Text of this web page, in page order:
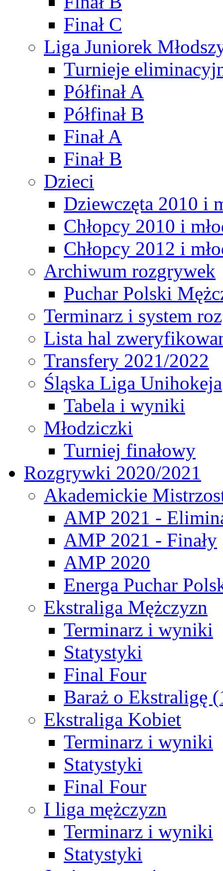
Finał C
Liga Juniorek
Turnieje
Półfinał A
Półfinał B
Finał A
Finał B
Dzieci
Dziewczęta 2010 i
Chłopcy 2010 i
Chłopcy 2012 i
Archiwum rozgrywek
Puchar Polski
Terminarz i system
Lista hal
Transfery 2021/2022
Śląska Liga Unihokeja
Tabela i wyniki
Młodziczki
Turniej finałowy
Rozgrywki 2020/2021
Akademickie
AMP 2021 -
AMP 2021 - Finały
AMP 2020
Energa Puchar
Ekstraliga Mężczyzn
Terminarz i wyniki
Statystyki
Final Four
Baraż o Ekstraligę
Ekstraliga Kobiet
Terminarz i wyniki
Statystyki
Final Four
I liga mężczyzn
Terminarz i wyniki
Statystyki